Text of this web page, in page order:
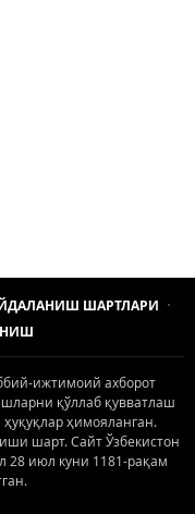
ШАРТЛАРИ
ижтимоий ахборот
қўллаб қувватлаш
ҳимояланган.
шарт. Сайт Ўзбекистон
28 июл куни 1181-рақам